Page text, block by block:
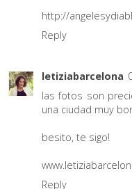
http://
Reply
letiziabarcelona
las fotos son
una ciudad muy
besito, te sigo!
Reply